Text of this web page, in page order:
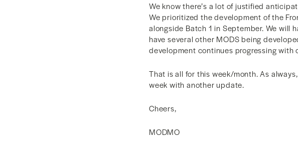
We know there’s a lot of justified
We prioritized the development of the
alongside Batch 1 in September. We will
have several other MODS being
development continues progressing with
That is all for this week/month. As
week with another update.
Cheers,
MODMO